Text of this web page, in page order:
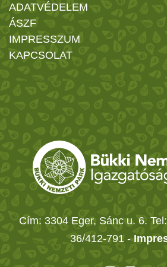
ADATVÉDELEM
ÁSZF
IMPRESSZUM
KAPCSOLAT
Cím: 3304 Eger, Sánc u. 6.
36/412-791 -